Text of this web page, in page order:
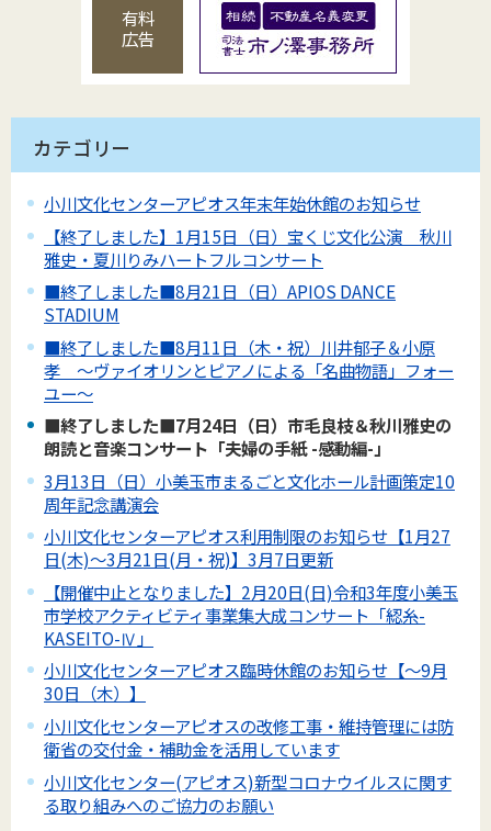
有料
広告
カテゴリー
小川文化センターアピオス年末年始休館のお知らせ
【終了しました】1月15日（日）宝くじ文化公演 秋川
雅史・夏川りみハートフルコンサート
■終了しました■8月21日（日）APIOS DANCE
STADIUM
■終了しました■8月11日（木・祝）川井郁子＆小原
孝 ～ヴァイオリンとピアノによる「名曲物語」フォー
ユー～
■終了しました■7月24日（日）市毛良枝＆秋川雅史の
朗読と音楽コンサート「夫婦の手紙 -感動編-」
3月13日（日）小美玉市まるごと文化ホール計画策定10
周年記念講演会
小川文化センターアピオス利用制限のお知らせ【1月27
日(木)～3月21日(月・祝)】3月7日更新
【開催中止となりました】2月20日(日)令和3年度小美玉
市学校アクティビティ事業集大成コンサート「綛糸-
KASEITO-Ⅳ」
小川文化センターアピオス臨時休館のお知らせ【～9月
30日（木）】
小川文化センターアピオスの改修工事・維持管理には防
衛省の交付金・補助金を活用しています
小川文化センター(アピオス)新型コロナウイルスに関す
る取り組みへのご協力のお願い